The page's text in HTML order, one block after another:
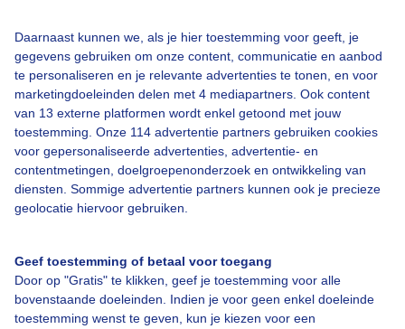
Daarnaast kunnen we, als je hier toestemming voor geeft, je
gegevens gebruiken om onze content, communicatie en aanbod
te personaliseren en je relevante advertenties te tonen, en voor
marketingdoeleinden delen met 4 mediapartners. Ook content
van 13 externe platformen wordt enkel getoond met jouw
toestemming. Onze 114 advertentie partners gebruiken cookies
voor gepersonaliseerde advertenties, advertentie- en
contentmetingen, doelgroepenonderzoek en ontwikkeling van
diensten. Sommige advertentie partners kunnen ook je precieze
geolocatie hiervoor gebruiken.
Geef toestemming of betaal voor toegang
Door op "Gratis" te klikken, geef je toestemming voor alle
bovenstaande doeleinden. Indien je voor geen enkel doeleinde
toestemming wenst te geven, kun je kiezen voor een
Een moment geduld aub...
Over Buienradar
Veelgestelde vragen
Contact